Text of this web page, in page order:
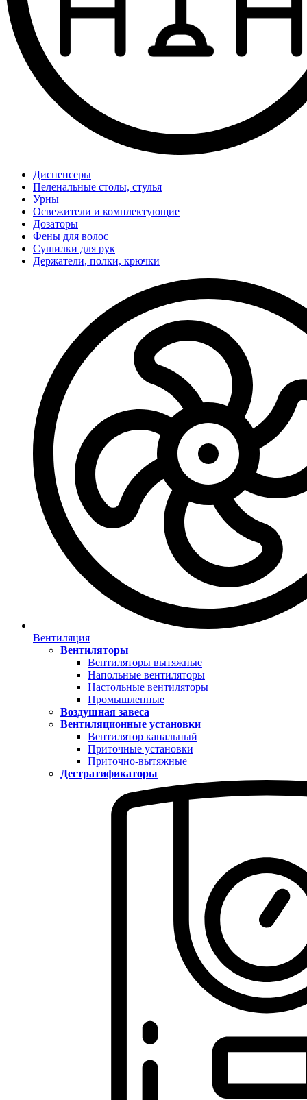
Диспенсеры
Пеленальные столы, стулья
Урны
Освежители и комплектующие
Дозаторы
Фены для волос
Сушилки для рук
Держатели, полки, крючки
Вентиляция
Вентиляторы
Вентиляторы вытяжные
Напольные вентиляторы
Настольные вентиляторы
Промышленные
Воздушная завеса
Вентиляционные установки
Вентилятор канальный
Приточные установки
Приточно-вытяжные
Дестратификаторы